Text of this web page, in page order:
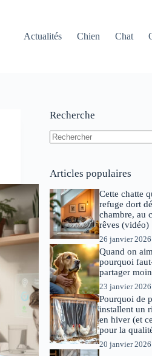
Actualités
Chien Chat
Recherche
Articles populaires
Cette chatte
refuge dort
chambre, au
rêves (vidéo)
26 janvier 2026
Quand on
pourquoi
partager
23 janvier 2026
Pourquoi de
installent un
en hiver (et
pour la
20 janvier 2026